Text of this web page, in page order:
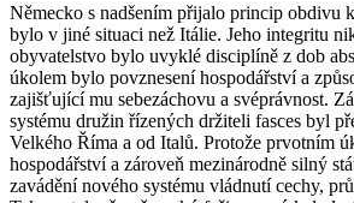
Německo s nadšením přijalo princip obdivu
bylo v jiné situaci než Itálie. Jeho integritu
obyvatelstvo bylo uvyklé disciplíně z dob
úkolem bylo povznesení hospodářství a
zajišťující mu sebezáchovu a svéprávnost.
systému družin řízených držiteli fasces byl
Velkého Říma a od Italů. Protože prvotním
hospodářství a zároveň mezinárodně silný
zavádění nového systému vládnutí cechy,